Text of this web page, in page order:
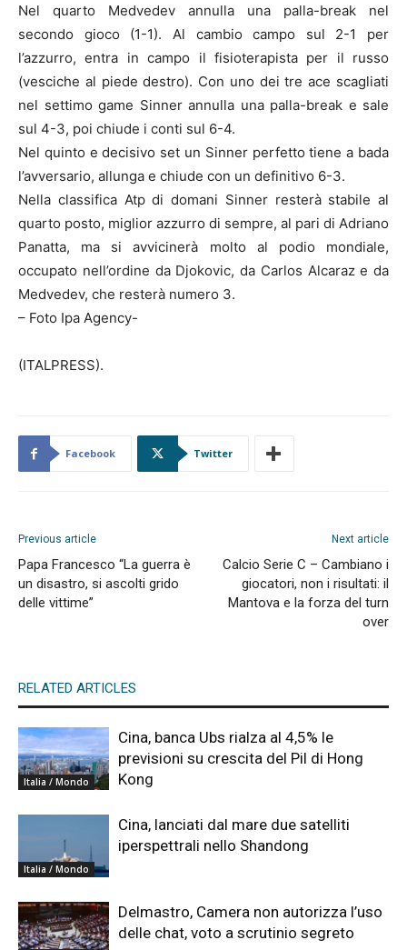
Nel quarto Medvedev annulla una palla-break nel
secondo gioco (1-1). Al cambio campo sul 2-1 per
l’azzurro, entra in campo il fisioterapista per il russo
(vesciche al piede destro). Con uno dei tre ace scagliati
nel settimo game Sinner annulla una palla-break e sale
sul 4-3, poi chiude i conti sul 6-4.
Nel quinto e decisivo set un Sinner perfetto tiene a bada
l’avversario, allunga e chiude con un definitivo 6-3.
Nella classifica Atp di domani Sinner resterà stabile al
quarto posto, miglior azzurro di sempre, al pari di Adriano
Panatta, ma si avvicinerà molto al podio mondiale,
occupato nell’ordine da Djokovic, da Carlos Alcaraz e da
Medvedev, che resterà numero 3.
– Foto Ipa Agency-
(ITALPRESS).
Facebook Twitter
Previous article
Papa Francesco “La guerra è
un disastro, si ascolti grido
delle vittime”
Next article
Calcio Serie C – Cambiano i
giocatori, non i risultati: il
Mantova e la forza del turn
over
RELATED ARTICLES
Italia / Mondo
Cina, banca Ubs rialza al 4,5% le
previsioni su crescita del Pil di Hong
Kong
Italia / Mondo
Cina, lanciati dal mare due satelliti
iperspettrali nello Shandong
Delmastro, Camera non autorizza l’uso
delle chat, voto a scrutinio segreto